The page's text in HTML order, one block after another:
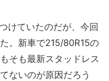
けていたのだが、今回
。新車で215/80R15の
そも最新スタッドレス
ないのが原因だろう